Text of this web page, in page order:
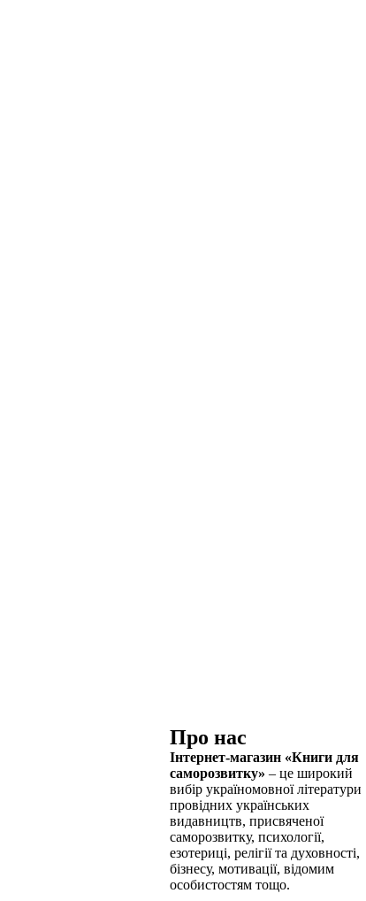
Про нас
Інтернет-магазин «Книги для
саморозвитку» – це широкий
вибір україномовної літератури
провідних українських
видавництв, присвяченої
саморозвитку, психології,
езотериці, релігії та духовності,
бізнесу, мотивації, відомим
особистостям тощо.